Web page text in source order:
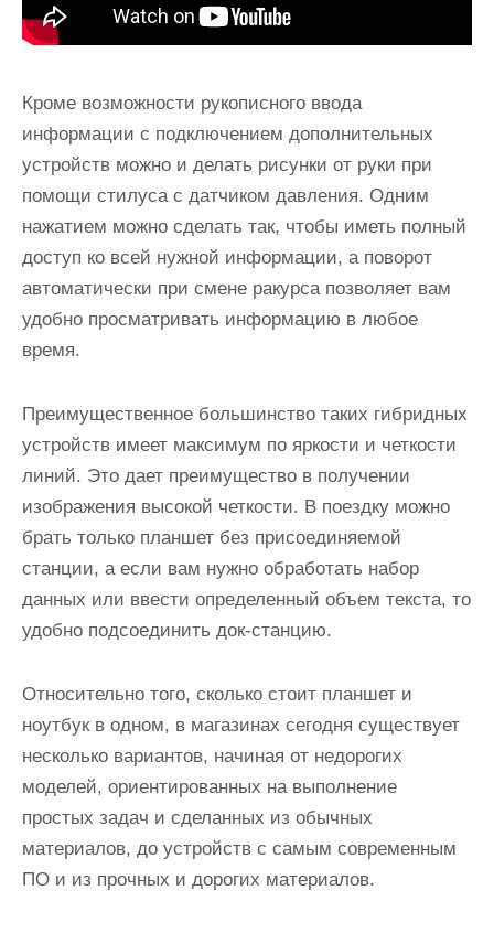
Кроме возможности рукописного ввода
информации с подключением дополнительных
устройств можно и делать рисунки от руки при
помощи стилуса с датчиком давления. Одним
нажатием можно сделать так, чтобы иметь полный
доступ ко всей нужной информации, а поворот
автоматически при смене ракурса позволяет вам
удобно просматривать информацию в любое
время.
Преимущественное большинство таких гибридных
устройств имеет максимум по яркости и четкости
линий. Это дает преимущество в получении
изображения высокой четкости. В поездку можно
брать только планшет без присоединяемой
станции, а если вам нужно обработать набор
данных или ввести определенный объем текста, то
удобно подсоединить док-станцию.
Относительно того, сколько стоит планшет и
ноутбук в одном, в магазинах сегодня существует
несколько вариантов, начиная от недорогих
моделей, ориентированных на выполнение
простых задач и сделанных из обычных
материалов, до устройств с самым современным
ПО и из прочных и дорогих материалов.